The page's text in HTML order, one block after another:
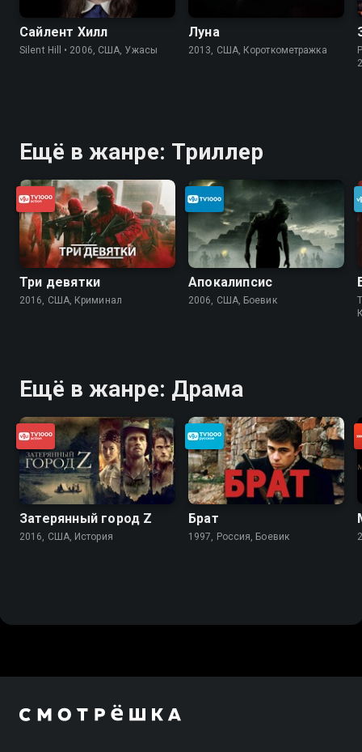
Сайлент Хилл
Silent Hill • 2006, США, Ужасы
Луна
2013, США, Короткометражка
Ещё в жанре: Триллер
Три девятки
2016, США, Криминал
Апокалипсис
2006, США, Боевик
Ещё в жанре: Драма
Затерянный город Z
2016, США, История
Брат
1997, Россия, Боевик